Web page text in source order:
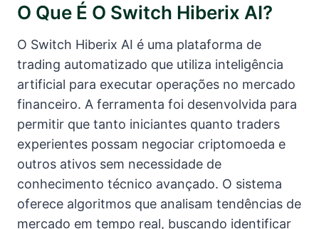
O Que É O Switch Hiberix AI?
O Switch Hiberix AI é uma plataforma de
trading automatizado que utiliza inteligência
artificial para executar operações no mercado
financeiro. A ferramenta foi desenvolvida para
permitir que tanto iniciantes quanto traders
experientes possam negociar criptomoeda e
outros ativos sem necessidade de
conhecimento técnico avançado. O sistema
oferece algoritmos que analisam tendências de
mercado em tempo real, buscando identificar